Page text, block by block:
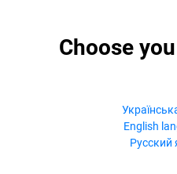
Choose
English
Русский